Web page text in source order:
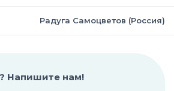
Радуга Самоцветов (Россия)
Напишите нам!